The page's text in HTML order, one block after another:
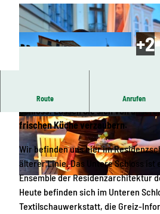
© Archiv TVV / Marcus Dassler |CC-BY-SA
© Archiv TVV / Marcus Dassler |CC-BY-SA ©
Route Anrufen
Herzlich willkommen im fürstlichen
Schloss! Lassen Sie sich von
frischen Küche verzaubern.
Wir befinden uns hier im
älterer Linie. Das Untere Schloss ist
Ensemble der Residenzarchitektur
Heute befinden sich im Unteren
Textilschauwerkstatt, die Greiz-